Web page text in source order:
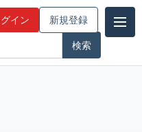
とドラフト評価 | ドラフト候
イン 新規登録